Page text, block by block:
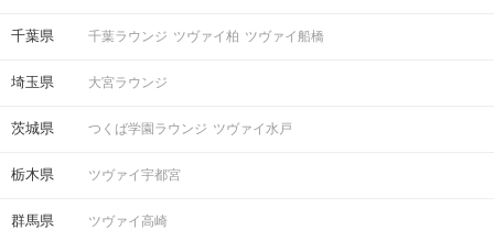
千葉県 千葉ラウンジ ツヴァイ柏 ツヴァイ船橋
埼玉県 大宮ラウンジ
茨城県 つくば学園ラウンジ ツヴァイ水戸
栃木県 ツヴァイ宇都宮
群馬県 ツヴァイ高崎